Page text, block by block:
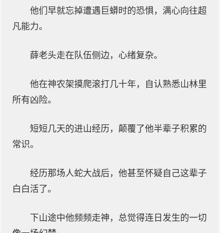
他们早就忘掉遭遇巨蟒时的恐惧，满心向往超
凡能力。
薛老头走在队伍侧边，心绪复杂。
他在神农架摸爬滚打几十年，自认熟悉山林里
所有凶险。
短短几天的进山经历，颠覆了他半辈子积累的
常识。
经历那场人蛇大战后，他甚至怀疑自己这辈子
白白活了。
下山途中他频频走神，总觉得连日发生的一切